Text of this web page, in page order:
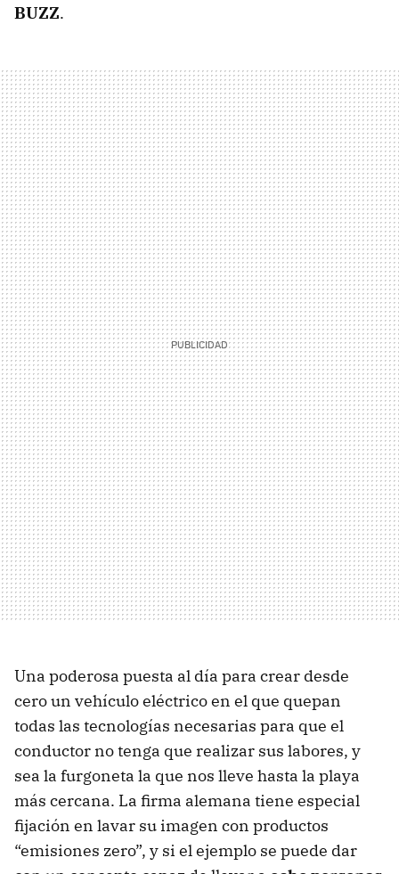
BUZZ.
Una poderosa puesta al día para crear desde
cero un vehículo eléctrico en el que quepan
todas las tecnologías necesarias para que el
conductor no tenga que realizar sus labores, y
sea la furgoneta la que nos lleve hasta la playa
más cercana. La firma alemana tiene especial
fijación en lavar su imagen con productos
“emisiones zero”, y si el ejemplo se puede dar